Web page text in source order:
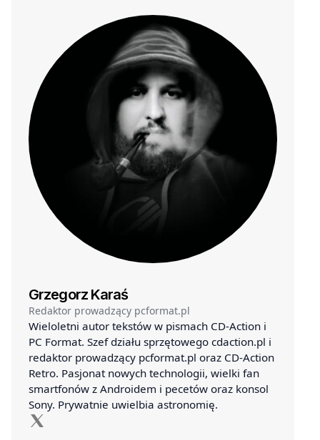
Grzegorz Karaś
Redaktor prowadzący pcformat.pl
Wieloletni autor tekstów w pismach CD-Action i
PC Format. Szef działu sprzętowego cdaction.pl i
redaktor prowadzący pcformat.pl oraz CD-Action
Retro. Pasjonat nowych technologii, wielki fan
smartfonów z Androidem i pecetów oraz konsol
Sony. Prywatnie uwielbia astronomię.